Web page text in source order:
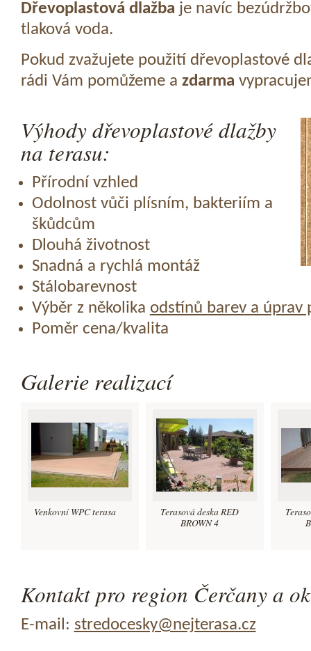
Dřevoplastová dlažba je navíc
tlaková voda.
Pokud zvažujete použití dřevoplastové
rádi Vám pomůžeme a zdarma
Výhody dřevoplastové dlažby
na terasu:
Přírodní vzhled
Odolnost vůči plísním, bakteriím a
škůdcům
Dlouhá životnost
Snadná a rychlá montáž
Stálobarevnost
Výběr z několika odstínů barev a úprav
Poměr cena/kvalita
Galerie realizací
Venkovní WPC terasa
Terasová deska RED
BROWN 4
Kontakt pro region Čerčany a
E-mail: stredocesky@nejterasa.cz